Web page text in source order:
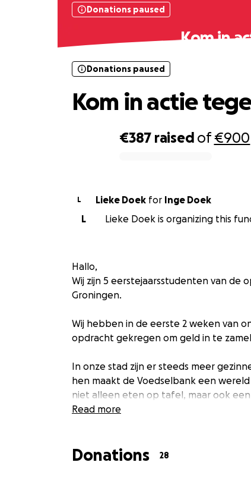
Donations paused
Kom in
€387 raised of€900
Donations paused
Kom in actie
L Lieke Doek for Inge Doek
L
Lieke Doek is organizing this
Hallo,
Wij zijn 5 eerstejaarsstudenten van de
Groningen.
Wij hebben in de eerste 2 weken van
opdracht gekregen om geld in te
In onze stad zijn er steeds meer
hen maakt de Voedselbank een
niet alleen eten op tafel, maar ook
Met deze actie willen wij geld
€25 draagt bij aan een goed gevulde
Read more
Donations 28